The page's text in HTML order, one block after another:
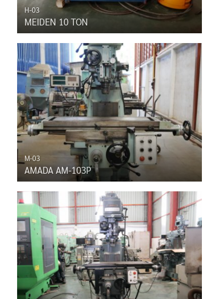
H-03
MEIDEN 10 TON
M-03
AMADA AM-103P